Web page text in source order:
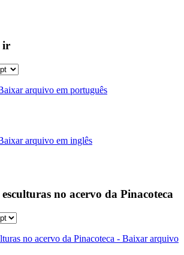
ir
arquivo em português
arquivo em inglês
no acervo da Pinacoteca
no acervo da Pinacoteca - Baixar arquivo